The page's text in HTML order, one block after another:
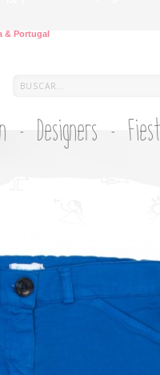
& Portugal
Designers